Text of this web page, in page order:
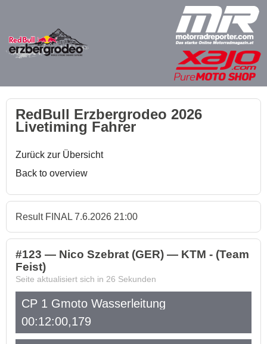
RedBull Erzbergrodeo 2026
Livetiming Fahrer
Zurück zur Übersicht
Back to overview
Result FINAL 7.6.2026 21:00
#123 — Nico Szebrat (GER) — KTM - (Team
Feist)
Seite aktualisiert sich in 26 Sekunden
CP 1 Gmoto Wasserleitung
00:12:00,179